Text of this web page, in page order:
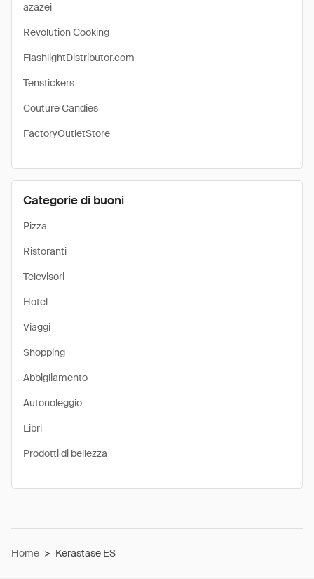
azazei
Revolution Cooking
FlashlightDistributor.com
Tenstickers
Couture Candies
FactoryOutletStore
Categorie di buoni
Pizza
Ristoranti
Televisori
Hotel
Viaggi
Shopping
Abbigliamento
Autonoleggio
Libri
Prodotti di bellezza
Home > Kerastase ES